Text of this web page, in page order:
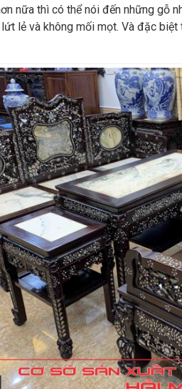
nữa thì có thể nói đến những gỗ
lẻ và không mối mọt. Và đặc